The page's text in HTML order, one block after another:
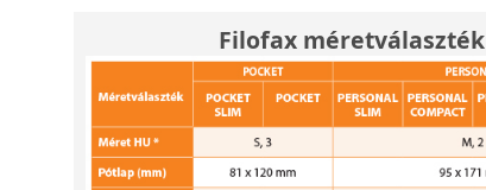
Filofax méretválaszték